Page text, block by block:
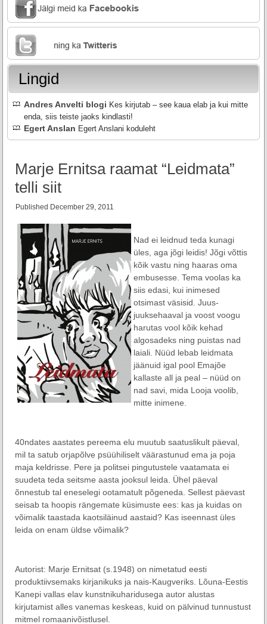
Lingid
Andres Anvelti blogi Kes kirjutab – see kaua elab ja kui mitte
enda, siis teiste jaoks kindlasti!
Egert Anslan Egert Anslani koduleht
Marje Ernitsa raamat “Leidmata”
telli siit
Published December 29, 2011
Nad ei leidnud teda kunagi
üles, aga jõgi leidis! Jõgi võttis
kõik vastu ning haaras oma
embusesse. Tema voolas ka
siis edasi, kui inimesed
otsimast väsisid. Juus-
juuksehaaval ja voost voogu
harutas vool kõik kehad
algosadeks ning puistas nad
laiali. Nüüd lebab leidmata
jäänuid igal pool Emajõe
kallaste all ja peal – nüüd on
nad savi, mida Looja voolib,
mitte inimene.
40ndates aastates pereema elu muutub saatuslikult päeval,
mil ta satub orjapõlve psüühiliselt väärastunud ema ja poja
maja keldrisse. Pere ja politsei pingutustele vaatamata ei
suudeta teda seitsme aasta jooksul leida. Ühel päeval
õnnestub tal eneselegi ootamatult põgeneda. Sellest päevast
seisab ta hoopis rängemate küsimuste ees: kas ja kuidas on
võimalik taastada kaotsiläinud aastaid? Kas iseennast üles
leida on enam üldse võimalik?
Autorist: Marje Ernitsat (s.1948) on nimetatud eesti
produktiivsemaks kirjanikuks ja nais-Kaugveriks. Lõuna-Eestis
Kanepi vallas elav kunstnikuharidusega autor alustas
kirjutamist alles vanemas keskeas, kuid on pälvinud tunnustust
mitmel romaanivõistlusel.